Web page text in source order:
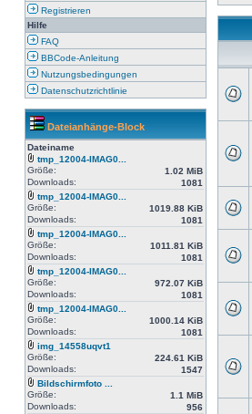
Registrieren
Hilfe
FAQ
BBCode-Anleitung
Nutzungsbedingungen
Datenschutzrichtlinie
Dateianhänge-Block
Dateiname
tmp_12004-IMAG0...
Größe:
1.02 MiB
Downloads:
1081
tmp_12004-IMAG0...
Größe:
1019.88 KiB
Downloads:
1081
tmp_12004-IMAG0...
Größe:
1011.81 KiB
Downloads:
1081
tmp_12004-IMAG0...
Größe:
972.07 KiB
Downloads:
1081
tmp_12004-IMAG0...
Größe:
1000.14 KiB
Downloads:
1081
img_14558uqvt1
Größe:
224.61 KiB
Downloads:
1547
Bildschirmfoto ...
Größe:
1.1 MiB
Downloads:
956